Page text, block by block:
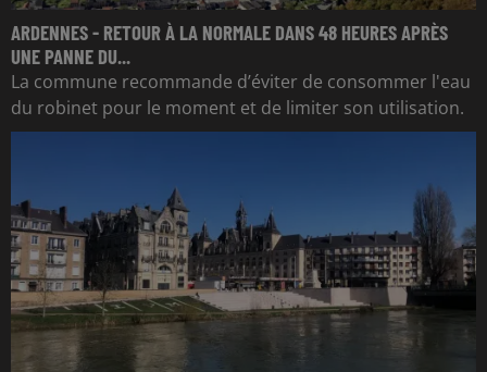
ARDENNES - RETOUR À LA NORMALE DANS 48 HEURES APRÈS
UNE PANNE DU...
La commune recommande d’éviter de consommer l'eau
du robinet pour le moment et de limiter son utilisation.